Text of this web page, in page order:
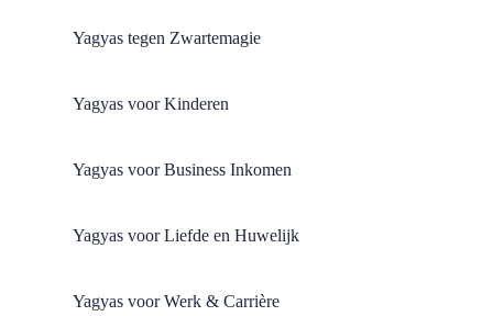
Yagyas tegen Zwartemagie
Yagyas voor Kinderen
Yagyas voor Business Inkomen
Yagyas voor Liefde en Huwelijk
Yagyas voor Werk & Carrière